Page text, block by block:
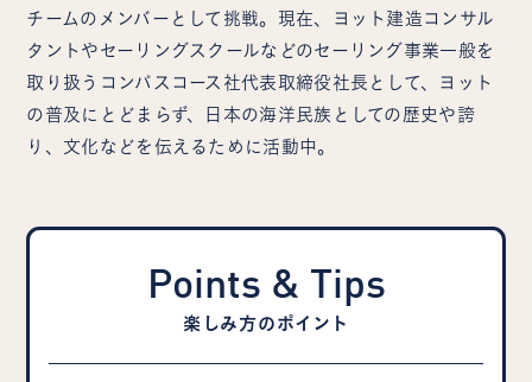
チームのメンバーとして挑戦。現在、ヨット建造コンサル
タントやセーリングスクールなどのセーリング事業一般を
取り扱うコンパスコース社代表取締役社長として、ヨット
の普及にとどまらず、日本の海洋民族としての歴史や誇
り、文化などを伝えるために活動中。
Points & Tips
楽しみ方のポイント